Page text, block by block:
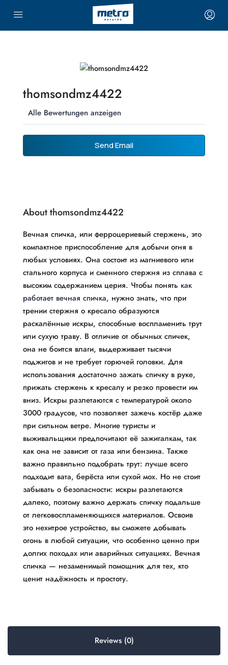
thomsondmz4422
Alle Bewertungen anzeigen
Send Email
About thomsondmz4422
Вечная спичка, или ферроцериевый стержень, это
компактное приспособление для добычи огня в
любых условиях. Она состоит из магниевого или
стального корпуса и сменного стержня из сплава с
высоким содержанием церия. Чтобы понять как
работает вечная спичка, нужно знать, что при
трении стержня о кресало образуются
раскалённые искры, способные воспламенить трут
или сухую траву. В отличие от обычных спичек,
она не боится влаги, выдерживает тысячи
поджигов и не требует горючей головки. Для
использования достаточно зажать спичку в руке,
прижать стержень к кресалу и резко провести им
вниз. Искры разлетаются с температурой около
3000 градусов, что позволяет зажечь костёр даже
при сильном ветре. Многие туристы и
выживальщики предпочитают её зажигалкам, так
как она не зависит от газа или бензина. Также
важно правильно подобрать трут: лучше всего
подходит вата, берёста или сухой мох. Но не стоит
забывать о безопасности: искры разлетаются
далеко, поэтому важно держать спичку подальше
от легковоспламеняющихся материалов. Освоив
это нехитрое устройство, вы сможете добывать
огонь в любой ситуации, что особенно ценно при
долгих походах или аварийных ситуациях. Вечная
спичка — незаменимый помощник для тех, кто
ценит надёжность и простоту.
Reviews (0)